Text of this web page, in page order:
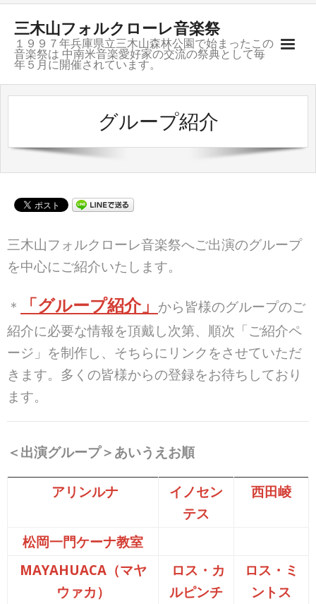
三木山フォルクローレ音楽祭
１９９７年兵庫県立三木山森林公園で始まったこの
音楽祭は 中南米音楽愛好家の交流の祭典として毎
年５月に開催されています。
ご挨拶
募集要項
会場のご案内
お問合せ
グループ紹介
リンク
グループ紹介
三木山フォルクローレ音楽祭へご出演のグループ
を中心にご紹介いたします。
＊ 「グループ紹介」 から皆様のグループのご
紹介に必要な情報を頂戴し次第、順次「ご紹介ペ
ージ」を制作し、そちらにリンクをさせていただ
きます。多くの皆様からの登録をお待ちしており
ます。
＜出演グループ＞あいうえお順
アリンルナ
イノセン
テス
西田崚
松岡一門ケーナ教室
MAYAHUACA（マヤ
ウァカ）
ロス・カ
ルピンチ
ロス・ミ
ントス